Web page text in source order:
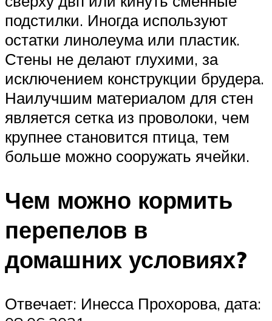
подстилки. Иногда используют
остатки линолеума или пластик.
Стены не делают глухими, за
исключением конструкции брудера.
Наилучшим материалом для стен
является сетка из проволоки, чем
крупнее становится птица, тем
больше можно сооружать ячейки.
Чем можно кормить
перепелов в
домашних условиях?
Отвечает: Инесса Прохорова, дата: